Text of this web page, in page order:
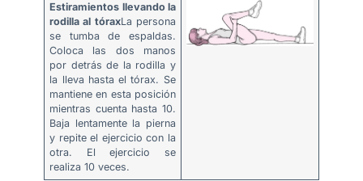
Estiramientos llevando la
rodilla al tóraxLa persona
se tumba de espaldas.
Coloca las dos manos
por detrás de la rodilla y
la lleva hasta el tórax. Se
mantiene en esta posición
mientras cuenta hasta 10.
Baja lentamente la pierna
y repite el ejercicio con la
otra. El ejercicio se
realiza 10 veces.